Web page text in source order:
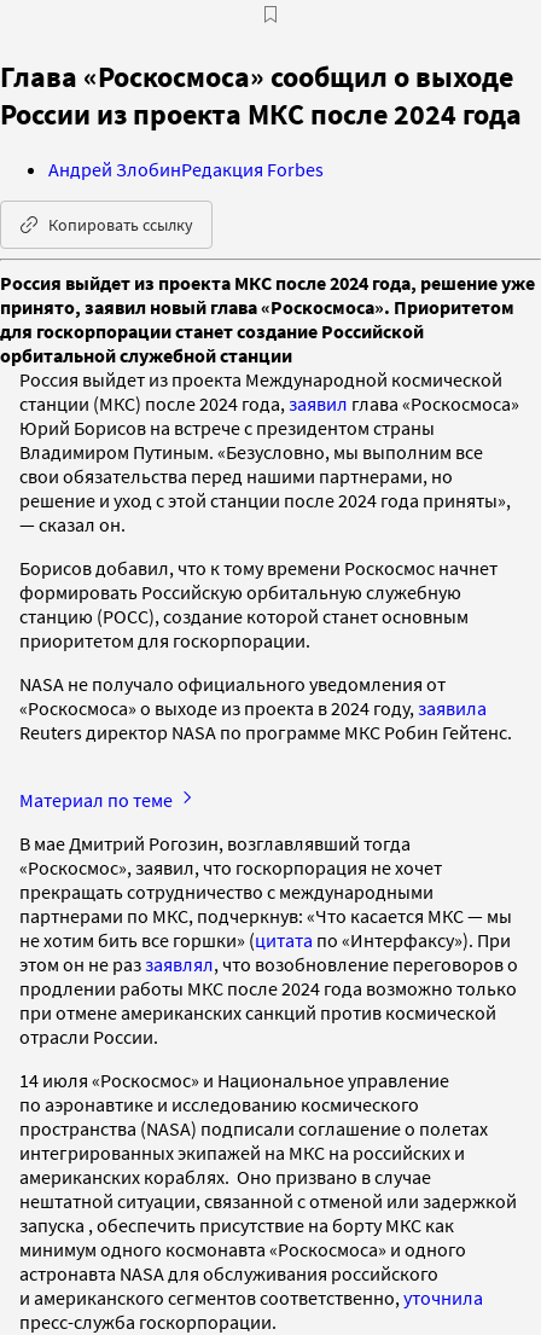
Глава «Роскосмоса» сообщил о выходе
России из проекта МКС после 2024 года
Андрей ЗлобинРедакция Forbes
Копировать ссылку
Россия выйдет из проекта МКС после 2024 года, решение уже
принято, заявил новый глава «Роскосмоса». Приоритетом
для госкорпорации станет создание Российской
орбитальной служебной станции
Россия выйдет из проекта Международной космической
станции (МКС) после 2024 года, заявил глава «Роскосмоса»
Юрий Борисов на встрече с президентом страны
Владимиром Путиным. «Безусловно, мы выполним все
свои обязательства перед нашими партнерами, но
решение и уход с этой станции после 2024 года приняты»,
— сказал он.
Борисов добавил, что к тому времени Роскосмос начнет
формировать Российскую орбитальную служебную
станцию (РОСС), создание которой станет основным
приоритетом для госкорпорации.
NASA не получало официального уведомления от
«Роскосмоса» о выходе из проекта в 2024 году, заявила
Reuters директор NASA по программе МКС Робин Гейтенс.
Материал по теме
В мае Дмитрий Рогозин, возглавлявший тогда
«Роскосмос», заявил, что госкорпорация не хочет
прекращать сотрудничество с международными
партнерами по МКС, подчеркнув: «Что касается МКС — мы
не хотим бить все горшки» (цитата по «Интерфаксу»). При
этом он не раззаявлял, что возобновление переговоров о
продлении работы МКС после 2024 года возможно только
при отмене американских санкций против космической
отрасли России.
14 июля «Роскосмос» и Национальное управление
по аэронавтике и исследованию космического
пространства (NASA) подписали соглашение о полетах
интегрированных экипажей на МКС на российских и
американских кораблях. Оно призвано в случае
нештатной ситуации, связанной с отменой или задержкой
запуска , обеспечить присутствие на борту МКС как
минимум одного космонавта «Роскосмоса» и одного
астронавта NASA для обслуживания российского
и американского сегментов соответственно, уточнила
пресс-служба госкорпорации.